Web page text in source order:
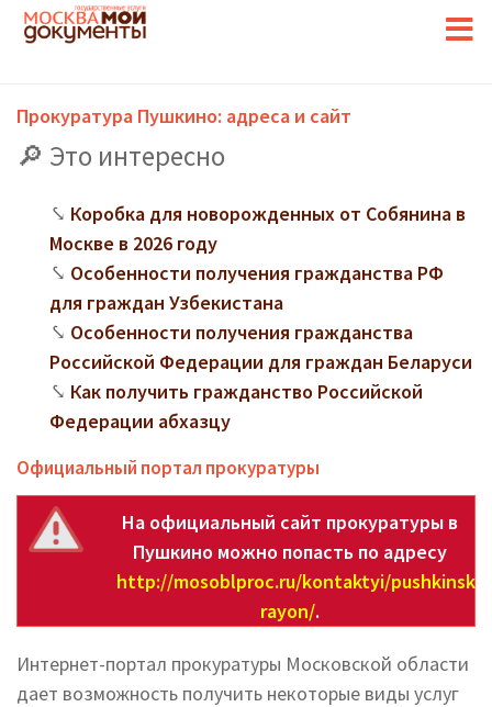
Прокуратура Пушкино: адреса и сайт
Это интересно
Коробка для новорожденных от Собянина в
Москве в 2026 году
Особенности получения гражданства РФ
для граждан Узбекистана
Особенности получения гражданства
Российской Федерации для граждан Беларуси
Как получить гражданство Российской
Федерации абхазцу
Официальный портал прокуратуры
На официальный сайт прокуратуры в
Пушкино можно попасть по адресу
http://mosoblproc.ru/kontaktyi/
rayon/.
Интернет-портал прокуратуры Московской области
дает возможность получить некоторые виды услуг